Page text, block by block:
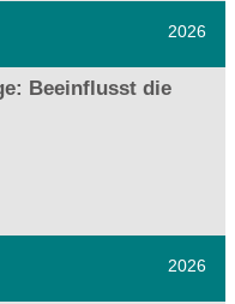
2026
Beeinflusst die
2026